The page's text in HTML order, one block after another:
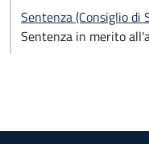
Sentenza (Consiglio
Sentenza in merito